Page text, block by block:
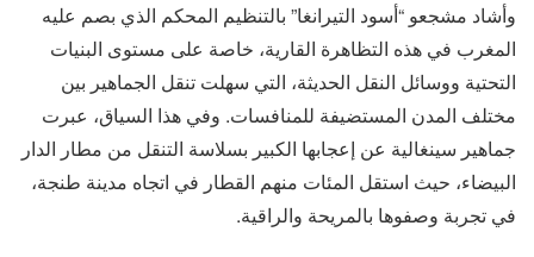
وأشاد مشجعو “أسود التيرانغا” بالتنظيم المحكم الذي بصم عليه
المغرب في هذه التظاهرة القارية، خاصة على مستوى البنيات
التحتية ووسائل النقل الحديثة، التي سهلت تنقل الجماهير بين
مختلف المدن المستضيفة للمنافسات. وفي هذا السياق، عبرت
جماهير سينغالية عن إعجابها الكبير بسلاسة التنقل من مطار الدار
البيضاء، حيث استقل المئات منهم القطار في اتجاه مدينة طنجة،
في تجربة وصفوها بالمريحة والراقية.